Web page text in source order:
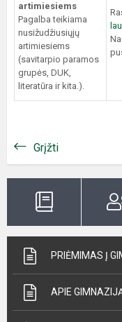
artimiesiems
Pagalba teikiama
nusižudžiusiųjų
artimiesiems
(savitarpio paramos
grupės, DUK,
literatūra ir kita.).
Grįžti
PRIĖMIMAS Į
APIE